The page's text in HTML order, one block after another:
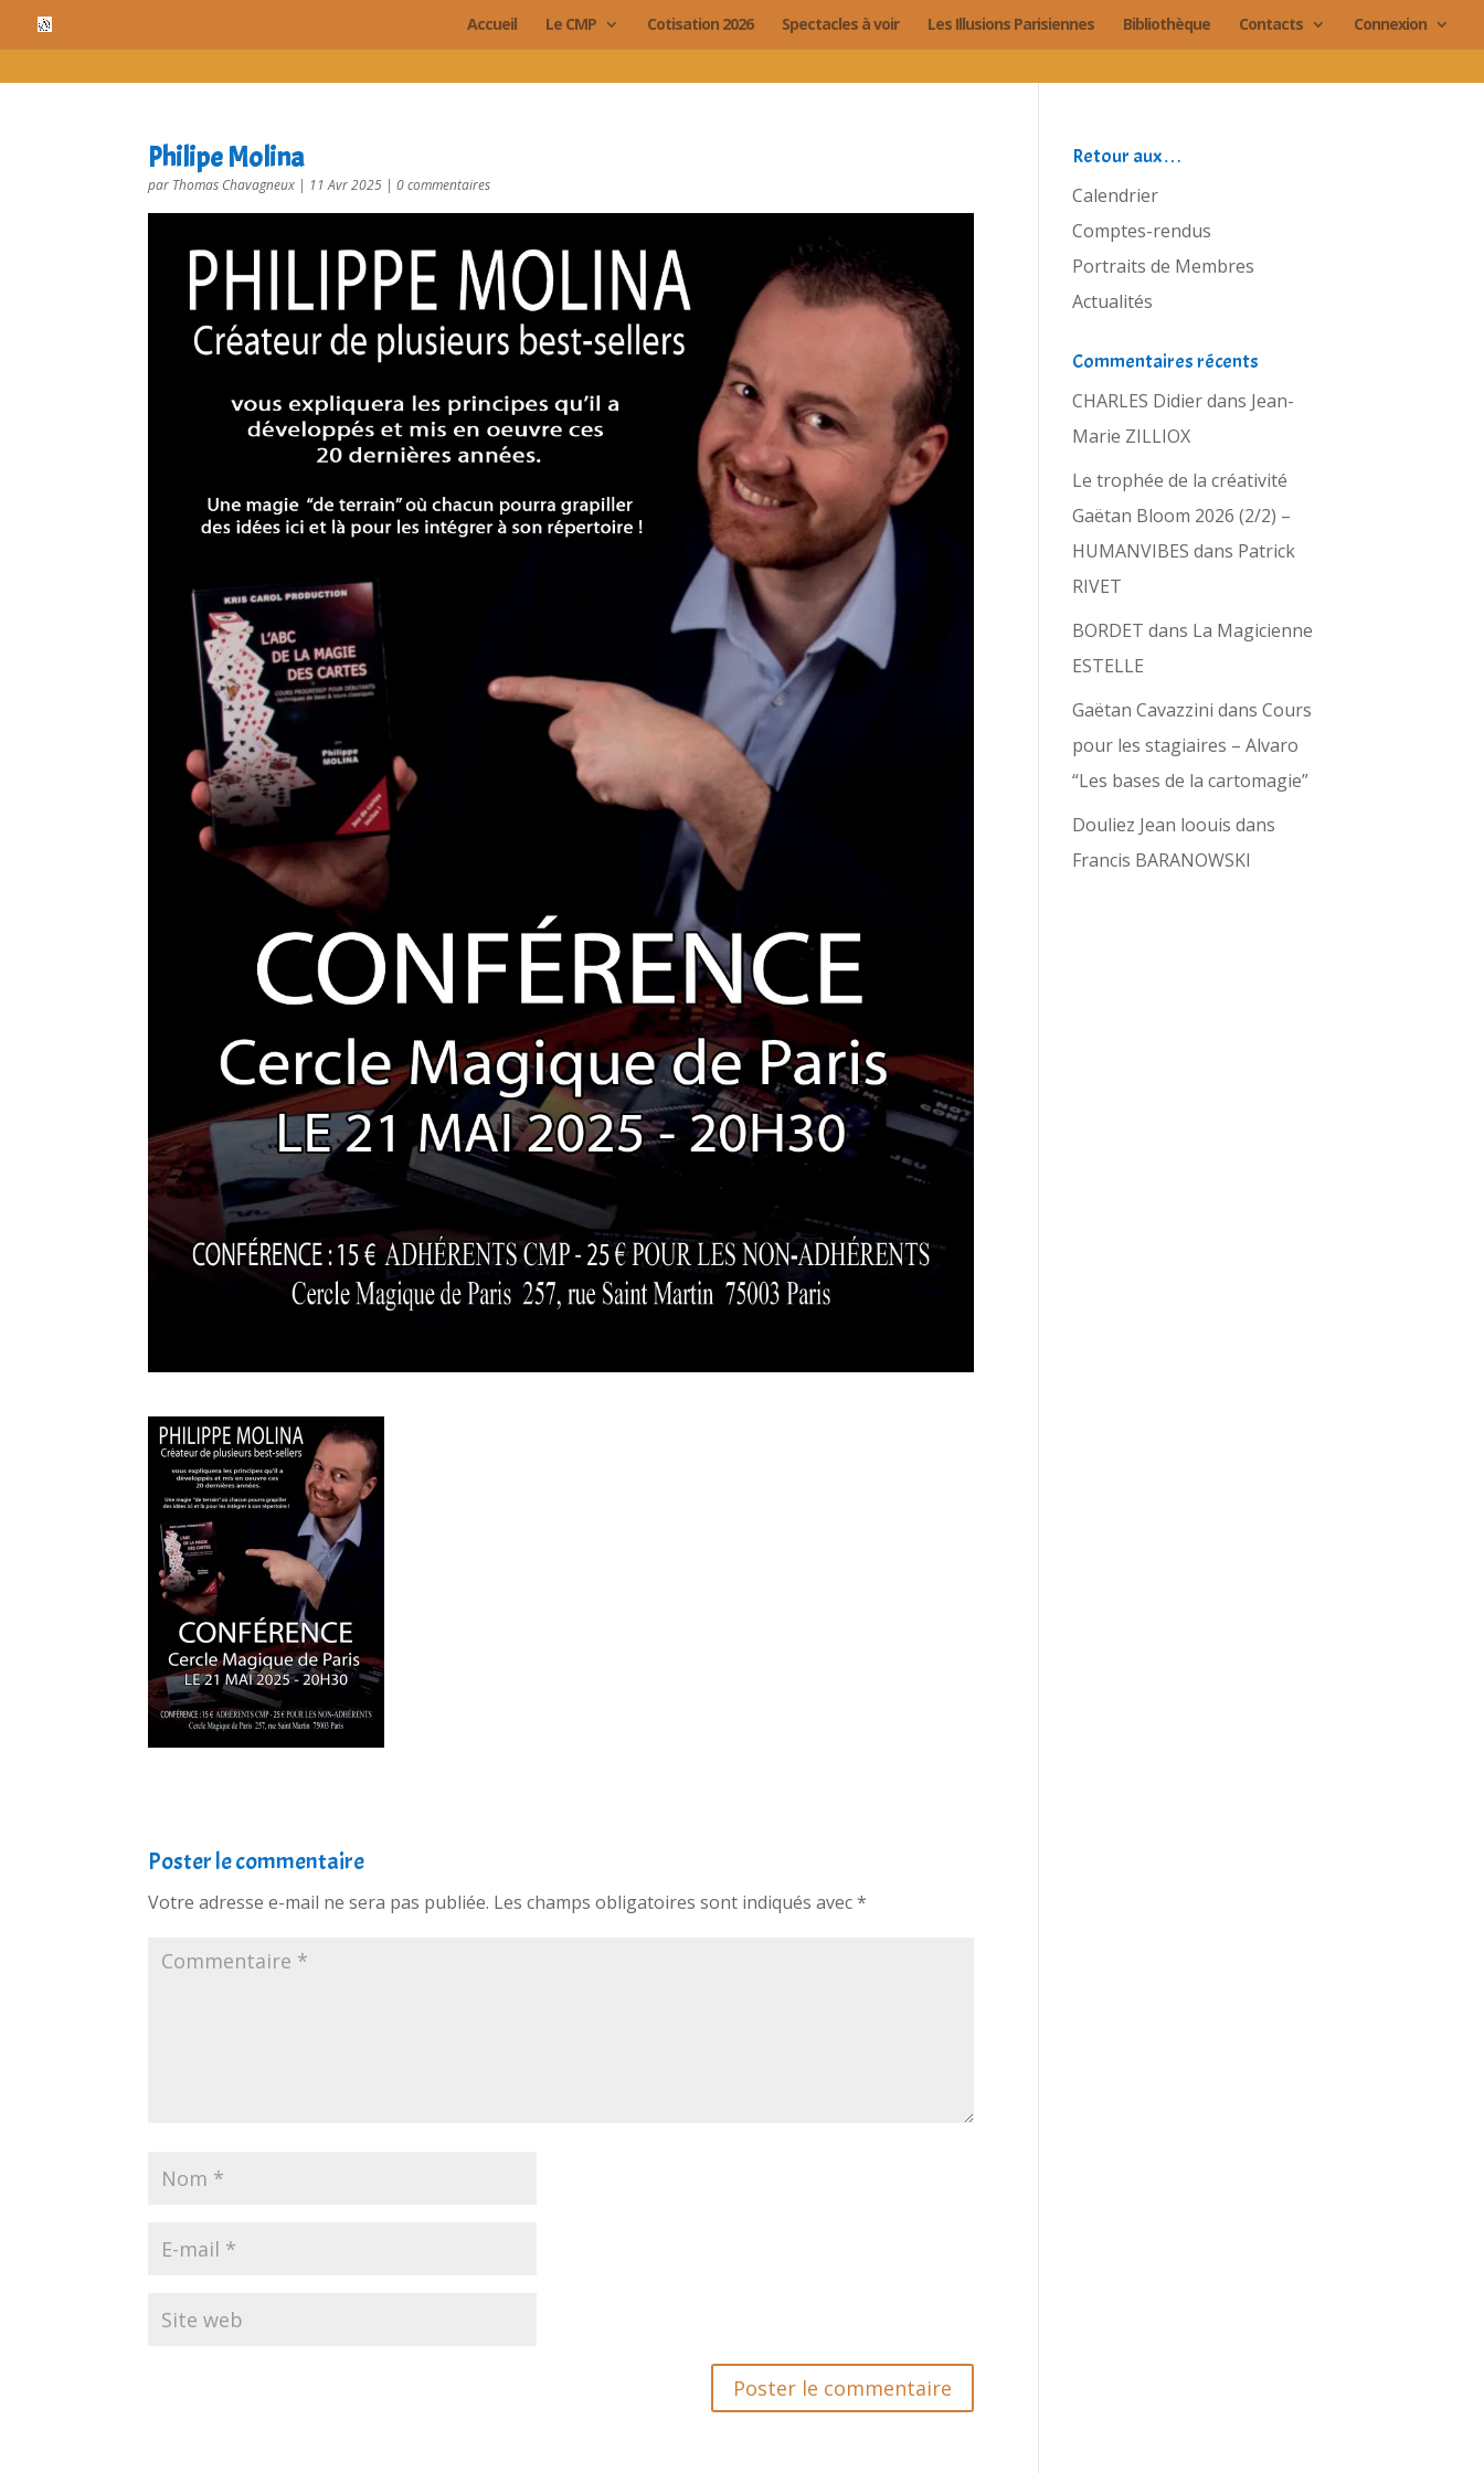
cn_cookies_accepted() Accueil Le CMP Cotisation 2026 Spectacles à voir Les Illusions Parisiennes Bibliothèque Contacts Connexion
Philipe Molina
par Thomas Chavagneux | 11 Avr 2025 |0 commentaires
Poster le commentaire
Votre adresse e-mail ne sera pas publiée. Les champs obligatoires sont indiqués avec*
Retour aux…
Calendrier
Comptes-rendus
Portraits de Membres
Actualités
Commentaires récents
CHARLES Didierdans Jean-
Marie ZILLIOX
Le trophée de la créativité
Gaëtan Bloom 2026 (2/2) –
HUMANVIBES dans Patrick
RIVET
BORDET dans La Magicienne
ESTELLE
Gaëtan Cavazzini dans Cours
pour les stagiaires – Alvaro
“Les bases de la cartomagie”
Douliez Jean loouis dans
Francis BARANOWSKI